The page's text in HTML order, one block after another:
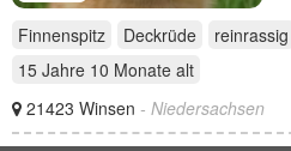
Finnenspitz Deckrüde reinrassig
15 Jahre 10 Monate alt
21423 Winsen - Niedersachsen